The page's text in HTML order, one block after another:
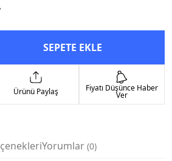
SEPETE EKLE
Ürünü Paylaş Fiyatı Düşünce Haber
Ver
Yorumlar 0